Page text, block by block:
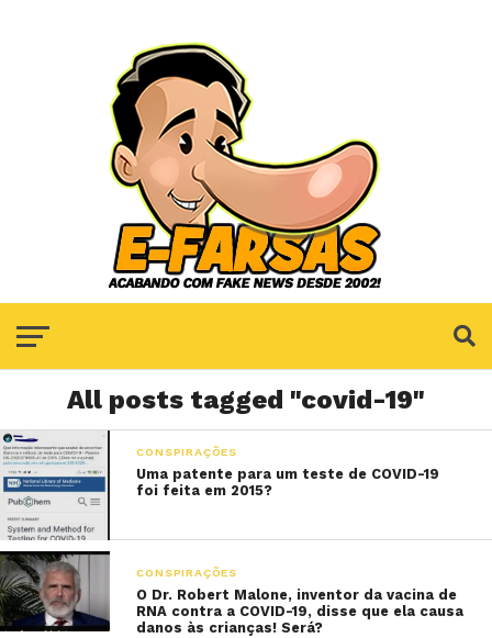
All posts tagged "covid-19"
CONSPIRAÇÕES
Uma patente para um teste de COVID-19
foi feita em 2015?
CONSPIRAÇÕES
O Dr. Robert Malone, inventor da vacina de
RNA contra a COVID-19, disse que ela causa
danos às crianças! Será?